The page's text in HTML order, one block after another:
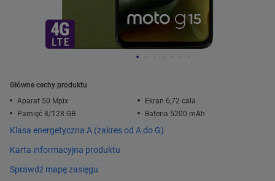
Główne cechy produktu
Aparat 50 Mpix
Ekran 6,72 cala
Pamięć 8/128 GB
Bateria 5200 mAh
Klasa energetyczna A (zakres od A do G)
Karta informacyjna produktu
Sprawdź mapę zasięgu